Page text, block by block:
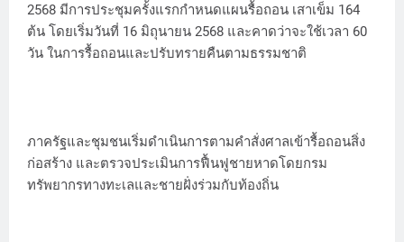
2568 มีการประชุมครั้งแรกกำหนดแผนรื้อถอน เสาเข็ม 164
ต้น โดยเริ่มวันที่ 16 มิถุนายน 2568 และคาดว่าจะใช้เวลา 60
วัน ในการรื้อถอนและปรับทรายคืนตามธรรมชาติ
ภาครัฐและชุมชนเริ่มดำเนินการตามคำสั่งศาลเข้ารื้อถอนสิ่ง
ก่อสร้าง และตรวจประเมินการฟื้นฟูชายหาดโดยกรม
ทรัพยากรทางทะเลและชายฝั่งร่วมกับท้องถิ่น